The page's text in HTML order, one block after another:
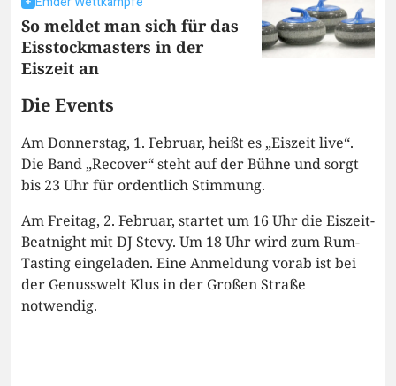
So meldet man sich für das
Eisstockmasters in der
Eiszeit an
Die Events
Am Donnerstag, 1. Februar, heißt es „Eiszeit live“.
Die Band „Recover“ steht auf der Bühne und sorgt
bis 23 Uhr für ordentlich Stimmung.
Am Freitag, 2. Februar, startet um 16 Uhr die Eiszeit-
Beatnight mit DJ Stevy. Um 18 Uhr wird zum Rum-
Tasting eingeladen. Eine Anmeldung vorab ist bei
der Genusswelt Klus in der Großen Straße
notwendig.